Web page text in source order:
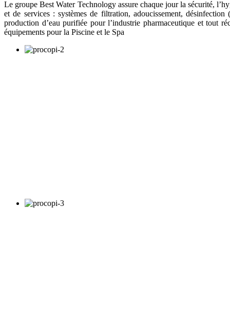
Le groupe Best Water Technology assure chaque jour la sécurité,
et de services : systèmes de filtration, adoucissement,
production d’eau purifiée pour l’industrie pharmaceutique et tout
équipements pour la Piscine et le Spa